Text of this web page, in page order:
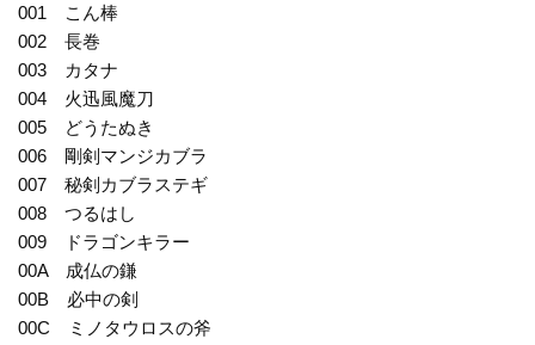
001 こん棒
002 長巻
003 カタナ
004 火迅風魔刀
005 どうたぬき
006 剛剣マンジカブラ
007 秘剣カブラステギ
008 つるはし
009 ドラゴンキラー
00A 成仏の鎌
00B 必中の剣
00C ミノタウロスの斧